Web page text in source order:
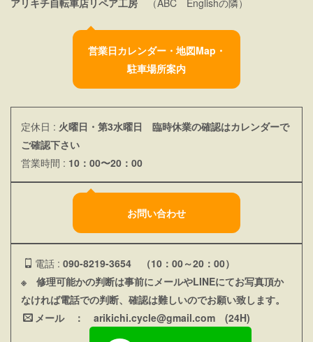
営業日カレンダー・地図Map・
駐車場所案内
定休日 : 火曜日・第3水曜日 臨時休業の確認はカレンダーで
ご確認下さい
営業時間 : 10：00〜20：00
お問い合わせ
電話 : 090-8219-3654 （10：00～20：00）
※ 修理可能かの判断は事前にメールやLINEにてお写真頂か
なければ電話での判断、確認は難しいのでお願い致します。
メール ： arikichi.cycle@gmail.com (24H)